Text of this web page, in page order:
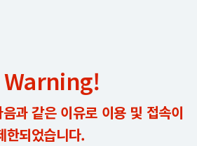
과 같은 이유로 이용 및 접속이
한되었습니다.